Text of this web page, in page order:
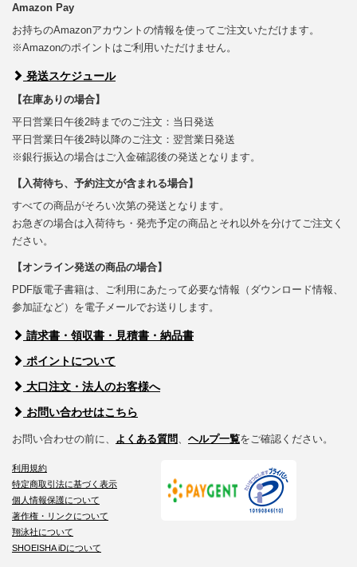
Amazon Pay
お持ちのAmazonアカウントの情報を使ってご注文いただけます。
※Amazonのポイントはご利用いただけません。
発送スケジュール
【在庫ありの場合】
平日営業日午後2時までのご注文：当日発送
平日営業日午後2時以降のご注文：翌営業日発送
※銀行振込の場合はご入金確認後の発送となります。
【入荷待ち、予約注文が含まれる場合】
すべての商品がそろい次第の発送となります。
お急ぎの場合は入荷待ち・発売予定の商品とそれ以外を分けてご注文く
ださい。
【オンライン発送の商品の場合】
PDF版電子書籍は、ご利用にあたって必要な情報（ダウンロード情報、
参加証など）を電子メールでお送りします。
請求書・領収書・見積書・納品書
ポイントについて
大口注文・法人のお客様へ
お問い合わせはこちら
お問い合わせの前に、 よくある質問 ヘルプ一覧をご確認ください。
利用規約
特定商取引法に基づく表示
個人情報保護について
著作権・リンクについて
翔泳社について
SHOEISHA iDについて